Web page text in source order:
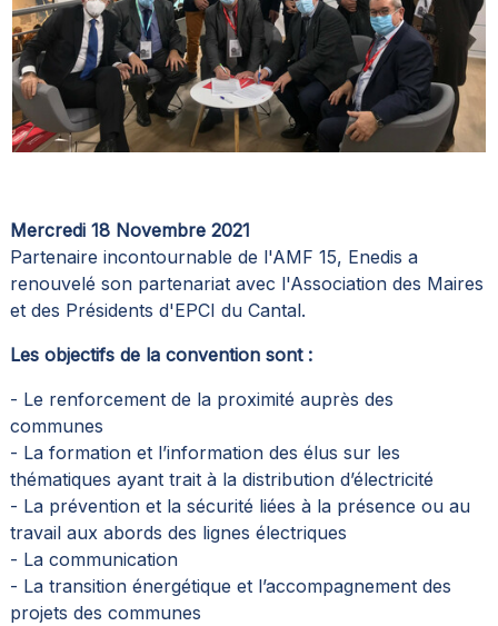
Mercredi 18 Novembre 2021
Partenaire incontournable de l'AMF 15, Enedis a
renouvelé son partenariat avec l'Association des Maires
et des Présidents d'EPCI du Cantal.
Les objectifs de la convention sont :
- Le renforcement de la proximité auprès des
communes
- La formation et l’information des élus sur les
thématiques ayant trait à la distribution d’électricité
- La prévention et la sécurité liées à la présence ou au
travail aux abords des lignes électriques
- La communication
- La transition énergétique et l’accompagnement des
projets des communes